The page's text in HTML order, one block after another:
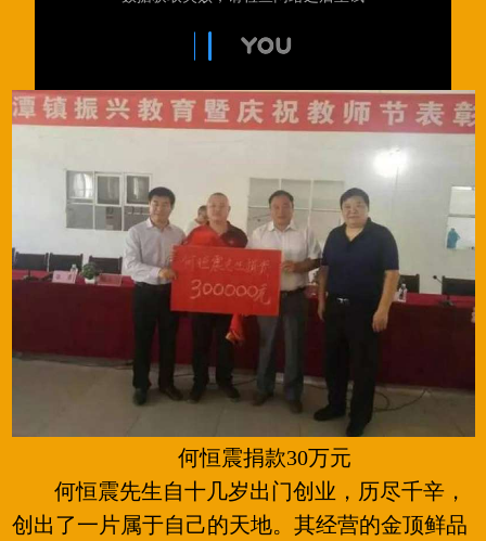
何恒震捐款30万元
何恒震先生自十几岁出门创业，历尽千辛，
创出了一片属于自己的天地。其经营的金顶鲜品